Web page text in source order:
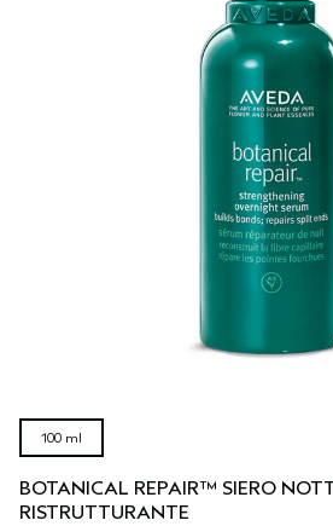
100 ml
BOTANICAL REPAIR™ SIERO
RISTRUTTURANTE